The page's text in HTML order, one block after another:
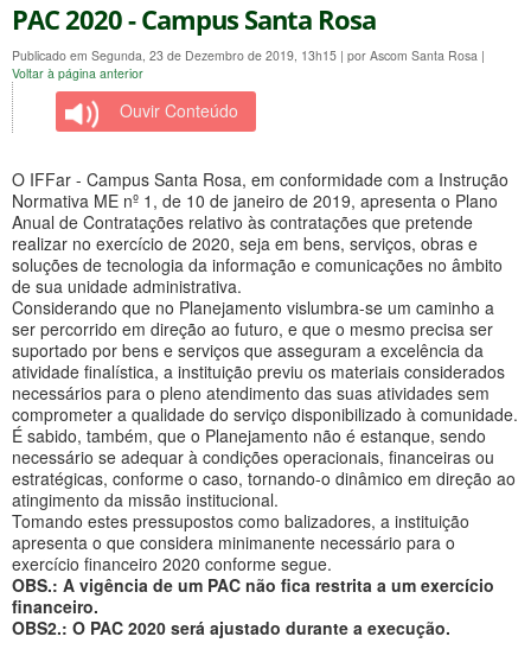
PAC 2020 - Campus Santa Rosa
Publicado em Segunda, 23 de Dezembro de 2019, 13h15 | por Ascom Santa Rosa |
Voltar à página anterior
Ouvir Conteúdo
O IFFar - Campus Santa Rosa, em conformidade com a Instrução
Normativa ME nº 1, de 10 de janeiro de 2019, apresenta o Plano
Anual de Contratações relativo às contratações que pretende
realizar no exercício de 2020, seja em bens, serviços, obras e
soluções de tecnologia da informação e comunicações no âmbito
de sua unidade administrativa.
Considerando que no Planejamento vislumbra-se um caminho a
ser percorrido em direção ao futuro, e que o mesmo precisa ser
suportado por bens e serviços que asseguram a excelência da
atividade finalística, a instituição previu os materiais considerados
necessários para o pleno atendimento das suas atividades sem
comprometer a qualidade do serviço disponibilizado à comunidade.
É sabido, também, que o Planejamento não é estanque, sendo
necessário se adequar à condições operacionais, financeiras ou
estratégicas, conforme o caso, tornando-o dinâmico em direção ao
atingimento da missão institucional.
Tomando estes pressupostos como balizadores, a instituição
apresenta o que considera minimanente necessário para o
exercício financeiro 2020 conforme segue.
OBS.: A vigência de um PAC não fica restrita a um exercício
financeiro.
OBS2.: O PAC 2020 será ajustado durante a execução.